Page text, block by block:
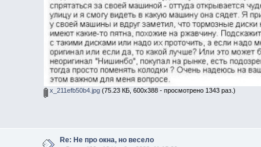
x_211efb50b4.jpg (75.23 КБ, 600x388 - просмотрено 1343 раз.)
Re: Не про окна, но весело